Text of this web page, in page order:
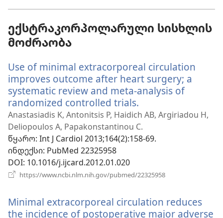
ექსტრაკორპოლარული სისხლის
მოძრაობა
Use of minimal extracorporeal circulation
improves outcome after heart surgery; a
systematic review and meta-analysis of
randomized controlled trials.
ახალი
ფანჯარა)
Anastasiadis K, Antonitsis P, Haidich AB, Argiriadou H,
Deliopoulos A, Papakonstantinou C.
წყარო‎: Int J Cardiol 2013;164(2):158-69.
ინდექსი‎: PubMed 22325958
DOI‎: 10.1016/j.ijcard.2012.01.020
https://www.ncbi.nlm.nih.gov/pubmed/22325958
Minimal extracorporeal circulation reduces
the incidence of postoperative major adverse